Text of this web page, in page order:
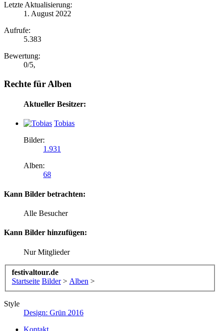
Letzte Aktualisierung:
1. August 2022
Aufrufe:
5.383
Bewertung:
0/5,
Rechte für Alben
Aktueller Besitzer:
Tobias
Bilder:
1.931
Alben:
68
Kann Bilder betrachten:
Alle Besucher
Kann Bilder hinzufügen:
Nur Mitglieder
festivaltour.de
Startseite Bilder > Alben >
Style
Design: Grün 2016
Kontakt